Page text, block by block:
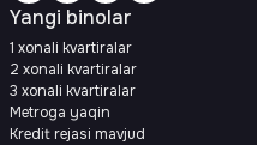
Yangi binolar
1 xonali kvartiralar
2 xonali kvartiralar
3 xonali kvartiralar
Metroga yaqin
Kredit rejasi mavjud